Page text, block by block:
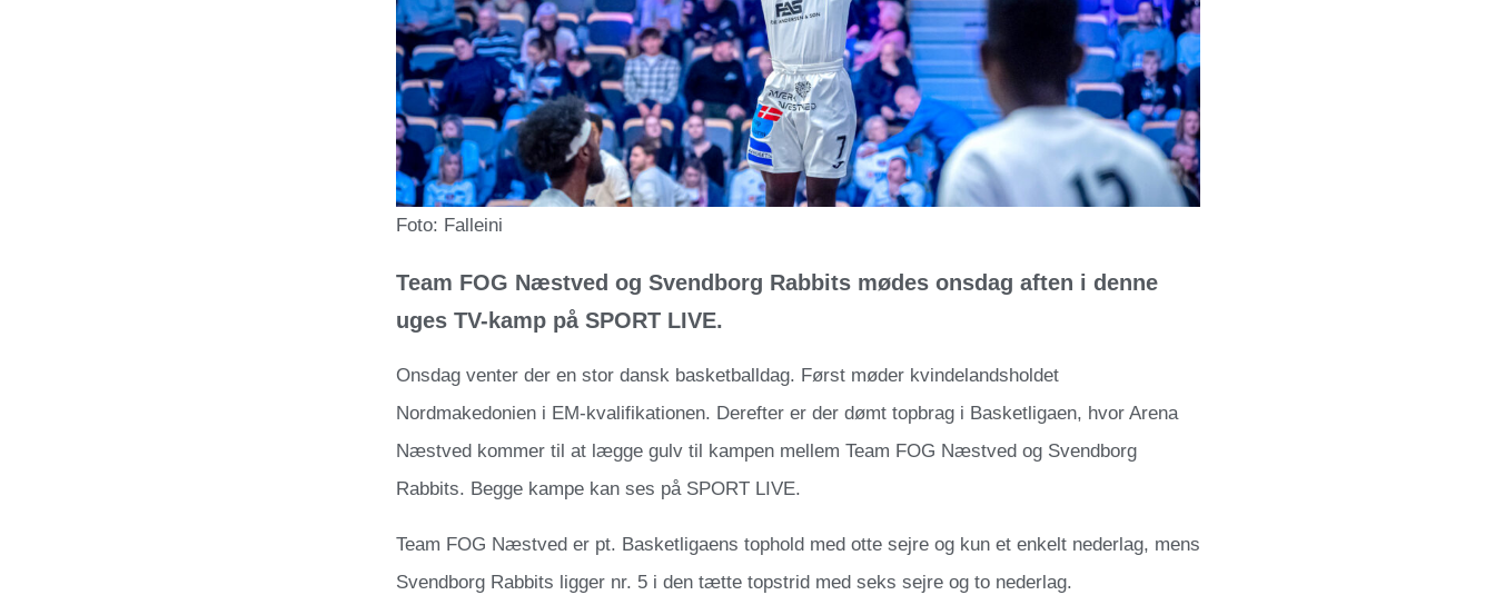
Foto: Falleini
Team FOG Næstved og Svendborg Rabbits mødes onsdag aften i denne
uges TV-kamp på SPORT LIVE.
Onsdag venter der en stor dansk basketballdag. Først møder kvindelandsholdet
Nordmakedonien i EM-kvalifikationen. Derefter er der dømt topbrag i Basketligaen, hvor Arena
Næstved kommer til at lægge gulv til kampen mellem Team FOG Næstved og Svendborg
Rabbits. Begge kampe kan ses på SPORT LIVE.
Team FOG Næstved er pt. Basketligaens tophold med otte sejre og kun et enkelt nederlag, mens
Svendborg Rabbits ligger nr. 5 i den tætte topstrid med seks sejre og to nederlag.